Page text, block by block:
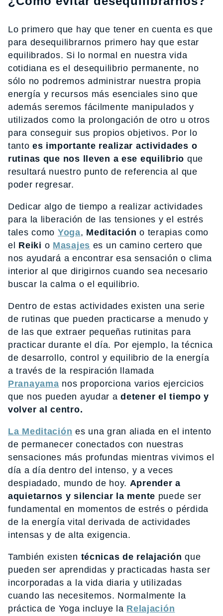
Lo primero que hay que tener en cuenta es que
para desequilibrarnos primero hay que estar
equilibrados. Si lo normal en nuestra vida
cotidiana es el desequilibrio permanente, no
sólo no podremos administrar nuestra propia
energía y recursos más esenciales sino que
además seremos fácilmente manipulados y
utilizados como la prolongación de otro u otros
para conseguir sus propios objetivos. Por lo
tantoes importante realizar actividades o
rutinas que nos lleven a ese equilibrio que
resultará nuestro punto de referencia al que
poder regresar.
Dedicar algo de tiempo a realizar actividades
para la liberación de las tensiones y el estrés
tales como Yoga, Meditación o terapias como
el Reiki o Masajes es un camino certero que
nos ayudará a encontrar esa sensación o clima
interior al que dirigirnos cuando sea necesario
buscar la calma o el equilibrio.
Dentro de estas actividades existen una serie
de rutinas que pueden practicarse a menudo y
de las que extraer pequeñas rutinitas para
practicar durante el día. Por ejemplo, la técnica
de desarrollo, control y equilibrio de la energía
a través de la respiración llamada
Pranayama nos proporciona varios ejercicios
que nos pueden ayudar adetener el tiempo y
volver al centro.
La Meditación es una gran aliada en el intento
de permanecer conectados con nuestras
sensaciones más profundas mientras vivimos el
día a día dentro del intenso, y a veces
despiadado, mundo de hoy. Aprender a
aquietarnos y silenciar la mente puede ser
fundamental en momentos de estrés o pérdida
de la energía vital derivada de actividades
intensas y de alta exigencia.
También existen técnicas de relajación que
pueden ser aprendidas y practicadas hasta ser
incorporadas a la vida diaria y utilizadas
cuando las necesitemos. Normalmente la
práctica de Yoga incluye la Relajación